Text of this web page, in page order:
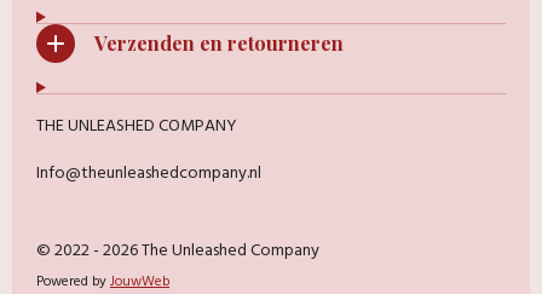
Verzenden en retourneren
THE UNLEASHED COMPANY
Info@theunleashedcompany.nl
© 2022 - 2026 The Unleashed Company
Powered byJouwWeb